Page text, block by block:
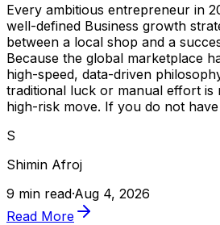
Every ambitious entrepreneur in
well-defined Business growth
between a local shop and a
Because the global marketplace
high-speed, data-driven
traditional luck or manual effort is
high-risk move. If you do not have
S
Shimin Afroj
9 min read·Aug 4, 2026
Read More